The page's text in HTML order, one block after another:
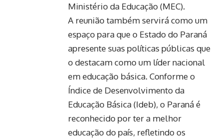
Ministério da Educação (MEC).
A reunião também servirá como um
espaço para que o Estado do Paraná
apresente suas políticas públicas que
o destacam como um líder nacional
em educação básica. Conforme o
Índice de Desenvolvimento da
Educação Básica (Ideb), o Paraná é
reconhecido por ter a melhor
educação do país, refletindo os